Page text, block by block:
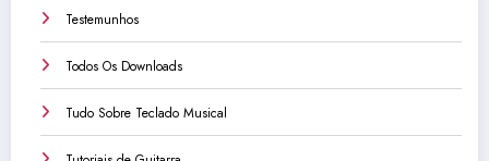
Testemunhos
Todos Os Downloads
Tudo Sobre Teclado Musical